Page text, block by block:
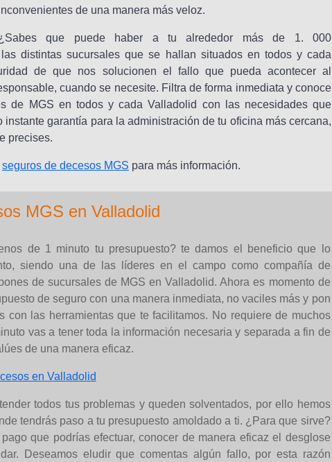
de una manera más veloz.
que puede haber a tu alrededor más de 1. 000
las distintas sucursales que se hallan situados en todos y cada
de que nos solucionen el fallo que pueda acontecer al
cuando se necesite. Filtra de forma inmediata y conoce
de MGS en todos y cada Valladolid con las necesidades que
instante garantía para la administración de tu oficina más cercana,
precises.
seguros de decesos MGS para más información.
MGS en Valladolid
de 1 minuto tu presupuesto? te damos el beneficio que lo
siendo una de las líderes en el campo como compañía de
de sucursales de MGS en Valladolid. Ahora es momento de
de seguro con una manera inmediata, no vaciles más y pon
con las herramientas que te facilitamos. No requiere de muchos
vas a tener toda la información necesaria y separada a fin de
de una manera eficaz.
en Valladolid
todos tus problemas y queden solventados, por ello hemos
tendrás paso a tu presupuesto amoldado a ti. ¿Para que sirve?
que podrías efectuar, conocer de manera eficaz el desglose
Deseamos eludir que comentas algún fallo, por esta razón